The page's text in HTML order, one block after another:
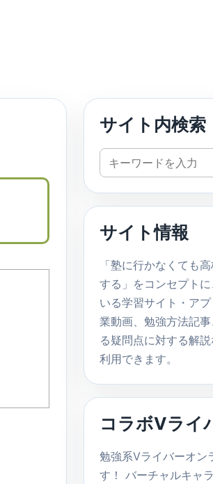
サイト内検索
サ
イ
ト
検
サイト情報
「塾に行かなくても
する」をコンセプト
いる学習サイト・ア
業動画、勉強方法記
る疑問点に対する解
利用できます。
コラボVライ
勉強系Vライバーオン
す！ バーチャルキャ